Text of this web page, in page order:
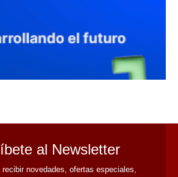
al Newsletter
novedades, ofertas especiales,